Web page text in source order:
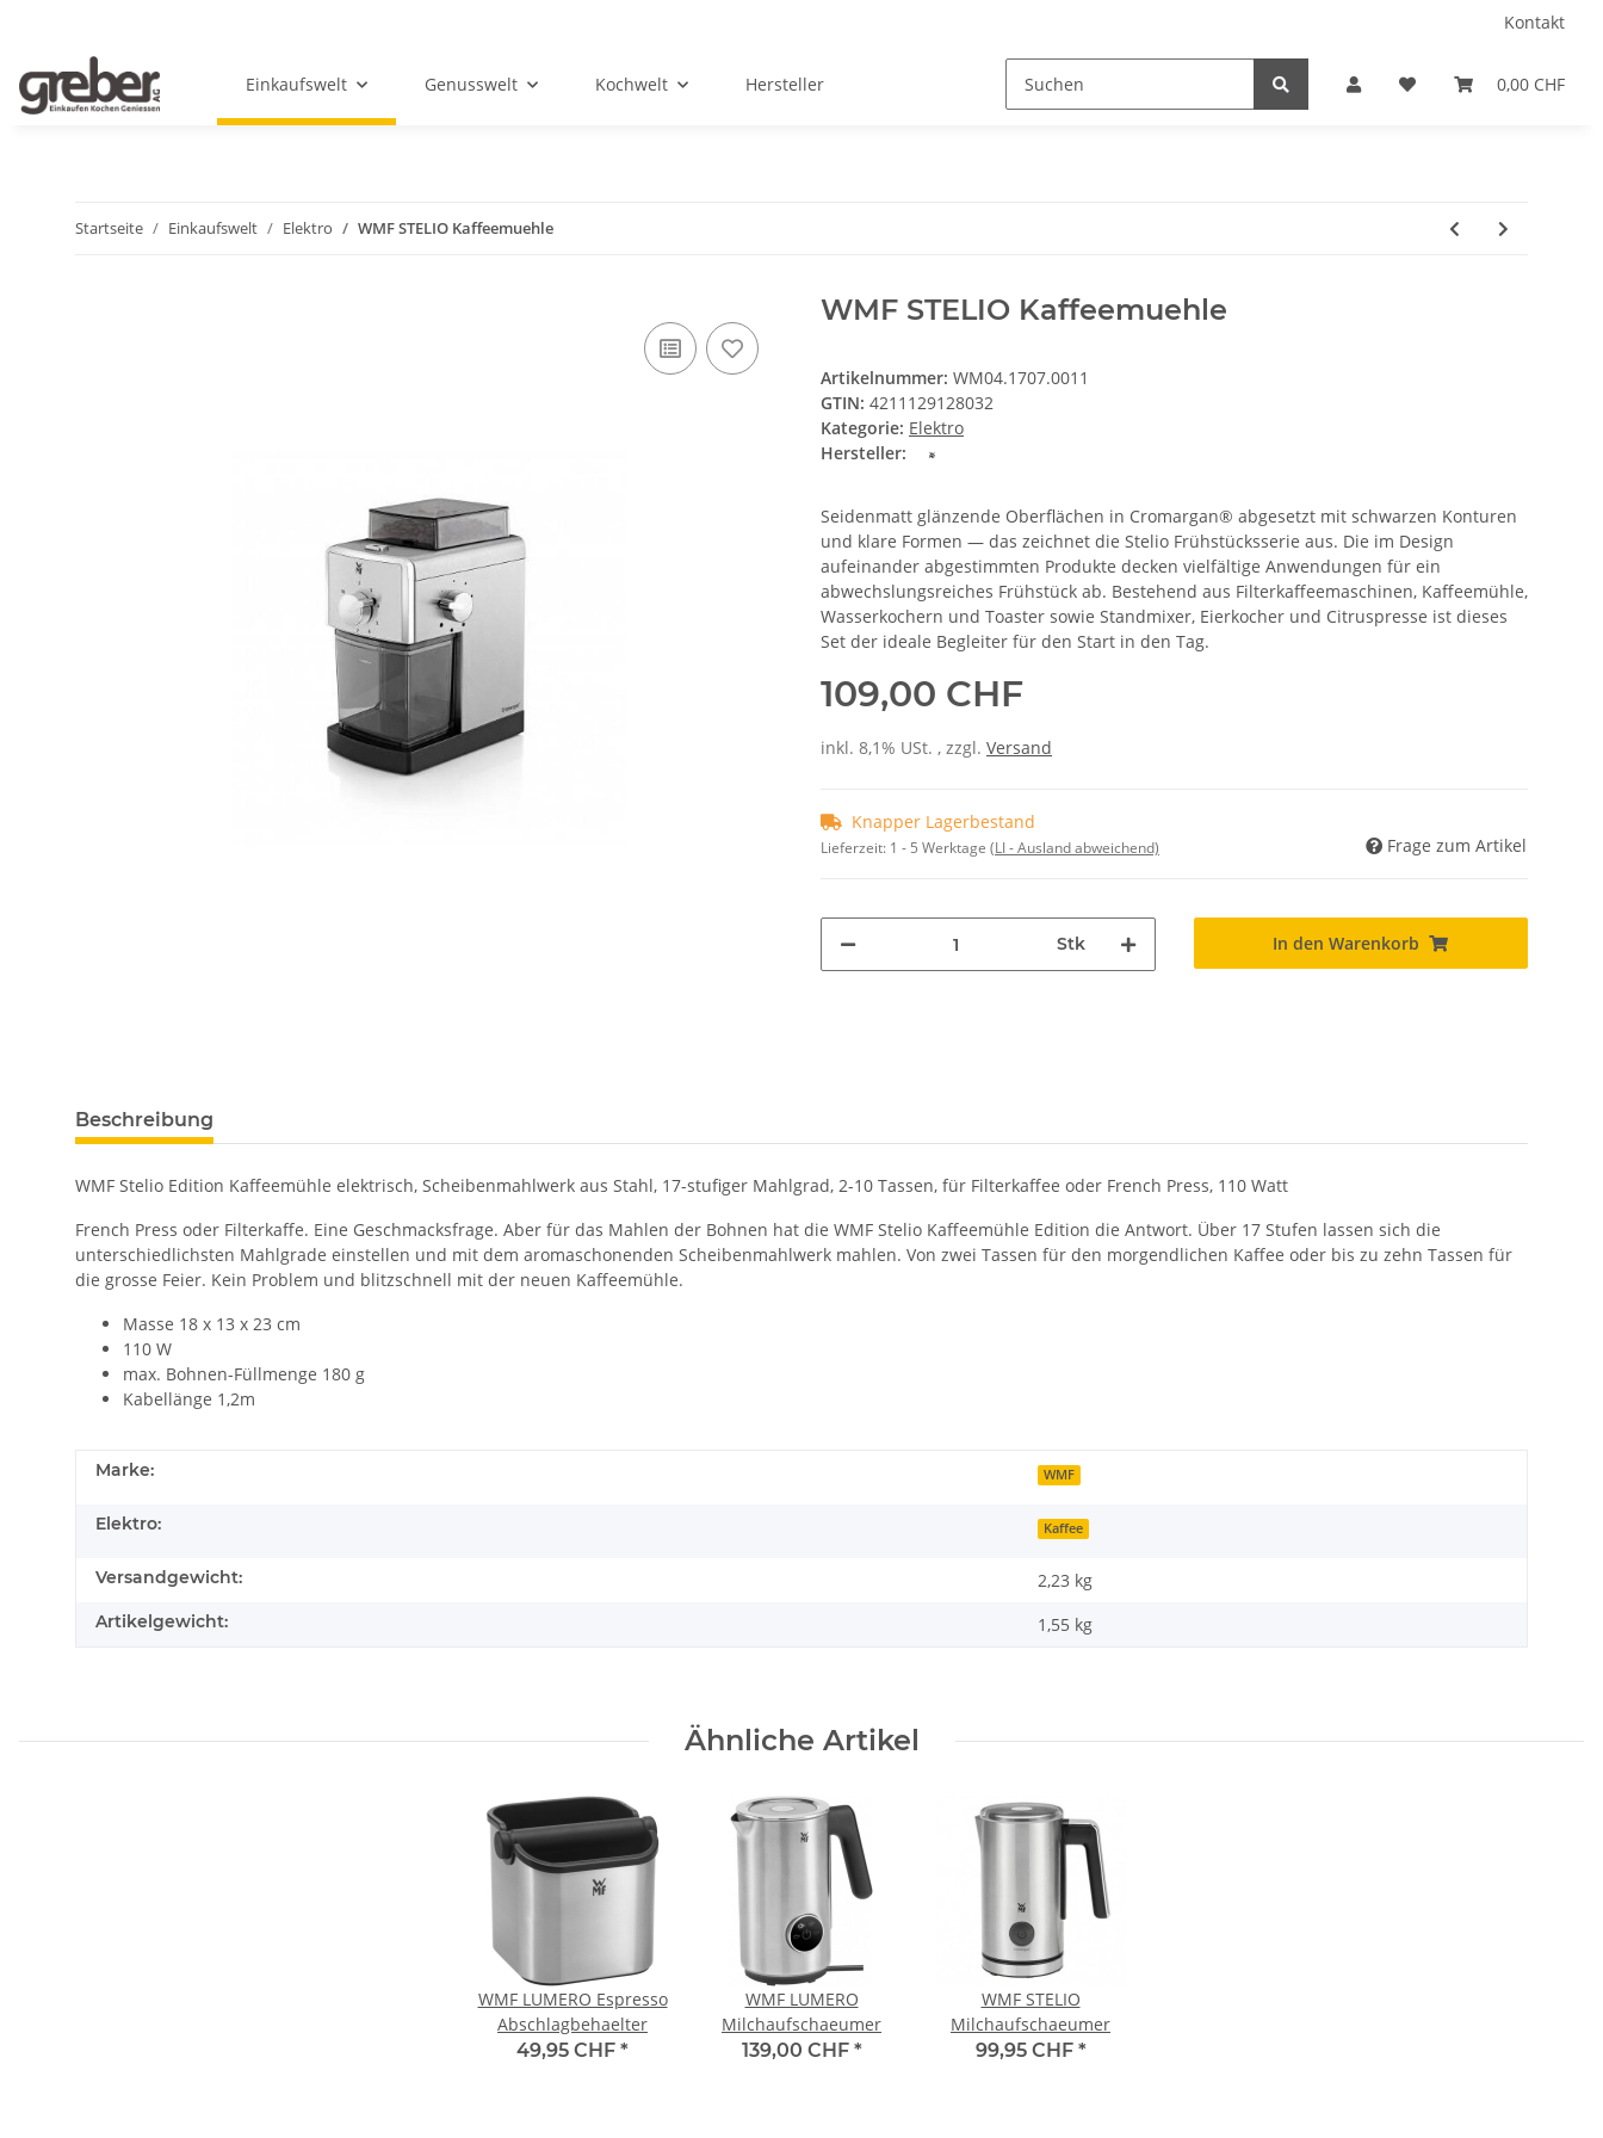
Kontakt
0,00 CHF
Einkaufswelt Genusswelt Kochwelt Hersteller
Startseite Einkaufswelt Elektro WMF STELIO Kaffeemuehle
WMF STELIO Kaffeemuehle
Artikelnummer: WM04.1707.0011
GTIN: 4211129128032
Kategorie: Elektro
Hersteller:
Seidenmatt glänzende Oberflächen in Cromargan® abgesetzt mit schwarzen Konturen
und klare Formen — das zeichnet die Stelio Frühstücksserie aus. Die im Design
aufeinander abgestimmten Produkte decken vielfältige Anwendungen für ein
abwechslungsreiches Frühstück ab. Bestehend aus Filterkaffeemaschinen, Kaffeemühle,
Wasserkochern und Toaster sowie Standmixer, Eierkocher und Citruspresse ist dieses
Set der ideale Begleiter für den Start in den Tag.
109,00 CHF
inkl. 8,1% USt. , zzgl. Versand
Knapper Lagerbestand
Lieferzeit: 1 - 5 Werktage (LI - Ausland abweichend) Frage zum Artikel
Stk In den Warenkorb
Beschreibung
WMF Stelio Edition Kaffeemühle elektrisch, Scheibenmahlwerk aus Stahl, 17-stufiger Mahlgrad, 2-10 Tassen, für Filterkaffee oder French Press, 110 Watt
French Press oder Filterkaffe. Eine Geschmacksfrage. Aber für das Mahlen der Bohnen hat die WMF Stelio Kaffeemühle Edition die Antwort. Über 17 Stufen lassen sich die
unterschiedlichsten Mahlgrade einstellen und mit dem aromaschonenden Scheibenmahlwerk mahlen. Von zwei Tassen für den morgendlichen Kaffee oder bis zu zehn Tassen für
die grosse Feier. Kein Problem und blitzschnell mit der neuen Kaffeemühle.
Masse 18 x 13 x 23 cm
110 W
max. Bohnen-Füllmenge 180 g
Kabellänge 1,2m
Marke: WMF
Elektro: Kaffee
Versandgewicht: 2,23 kg
Artikelgewicht: 1,55 kg
Ähnliche Artikel
WMF LUMERO Espresso
Abschlagbehaelter
49,95 CHF *
WMF LUMERO
Milchaufschaeumer
139,00 CHF *
WMF STELIO
Milchaufschaeumer
99,95 CHF *